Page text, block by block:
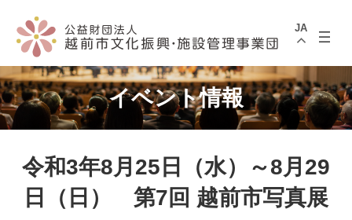
へ
ス
キ
ッ
プ
ョ
ン
に
移
動
JA
イベント情報
令和3年8月25日（水）～8月29
日（日） 第7回 越前市写真展